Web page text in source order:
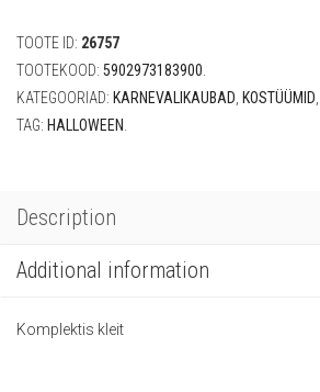
quantity
TOOTE ID: 26757
TOOTEKOOD: 5902973183900
KATEGOORIAD: KARNEVALIKAUBAD KOSTÜÜMID
TAG: HALLOWEEN
Description
Additional information
Komplektis kleit